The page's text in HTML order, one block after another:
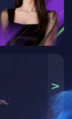
军事素养与训练
接到参训通知，
七个月高强度训
准完成每一项训
场。展现了新时